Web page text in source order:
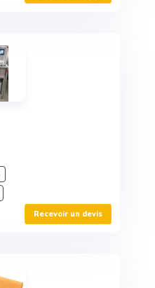
Recevoir un devis